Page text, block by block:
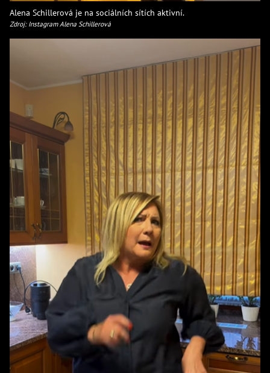
Alena Schillerová je na sociálních sítích aktivní.
Zdroj: Instagram Alena Schillerová